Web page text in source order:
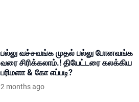
பல்லு வச்சவங்க முதல் பல்லு போனவங்க
வரை சிரிக்கலாம்.! தியேட்டரை கலக்கிய
பரிமளா & கோ எப்படி?
2 months ago